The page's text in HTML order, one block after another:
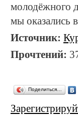
молодёжного
мы оказались
Источник:
Прочтений:
Поделиться…